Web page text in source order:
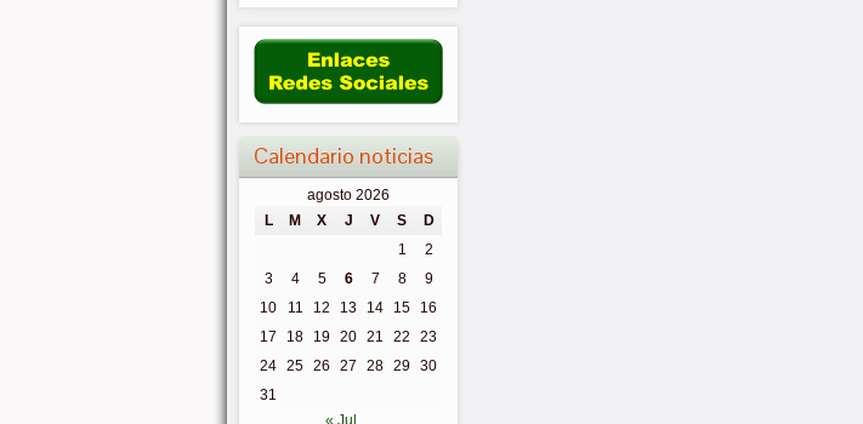
Calendario noticias
agosto 2026
L
M X J V S
D
1
2
3
4 5 6 7 8
9
10
11 12 13 14 15
16
17
18 19 20 21 22
23
24 25 26 27 28 29 30
31